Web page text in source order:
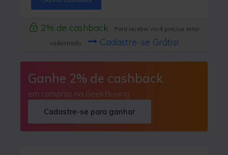
2% de cashback
Para receber você precisa estar
cadastrado
Cadastre-se Grátis!
Ganhe 2% de cashback
em compras na GeekBuying
Cadastre-se para ganhar